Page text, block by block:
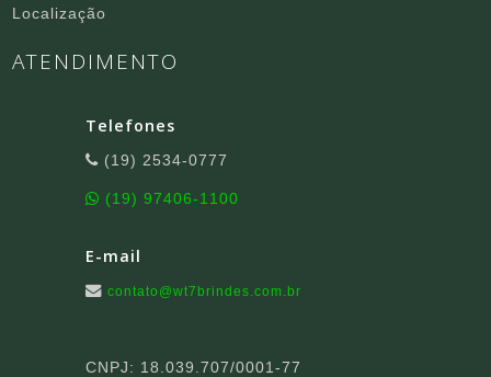
Localização
ATENDIMENTO
Telefones
(19) 2534-0777
(19) 97406-1100
E-mail
contato@wt7brindes.com.br
CNPJ: 18.039.707/0001-77